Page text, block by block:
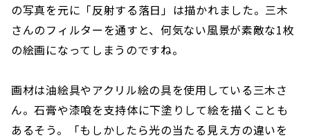
の写真を元に「反射する落日」は描かれました。三木
さんのフィルターを通すと、何気ない風景が素敵な1枚
の絵画になってしまうのですね。
画材は油絵具やアクリル絵の具を使用している三木さ
ん。石膏や漆喰を支持体に下塗りして絵を描くことも
あるそう。「もしかしたら光の当たる見え方の違いを